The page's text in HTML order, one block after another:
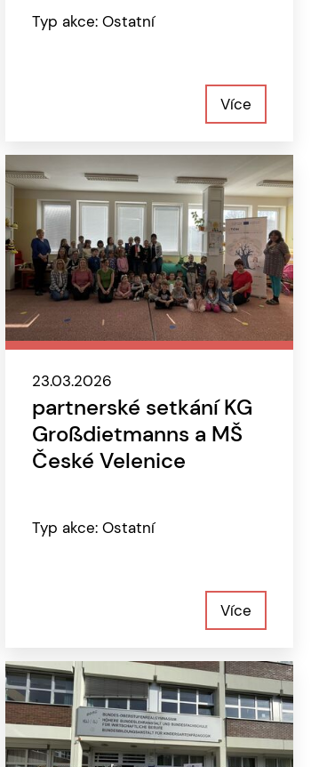
Typ akce: Ostatní
Více
23.03.2026
partnerské setkání KG
Großdietmanns a MŠ
České Velenice
Typ akce: Ostatní
Více